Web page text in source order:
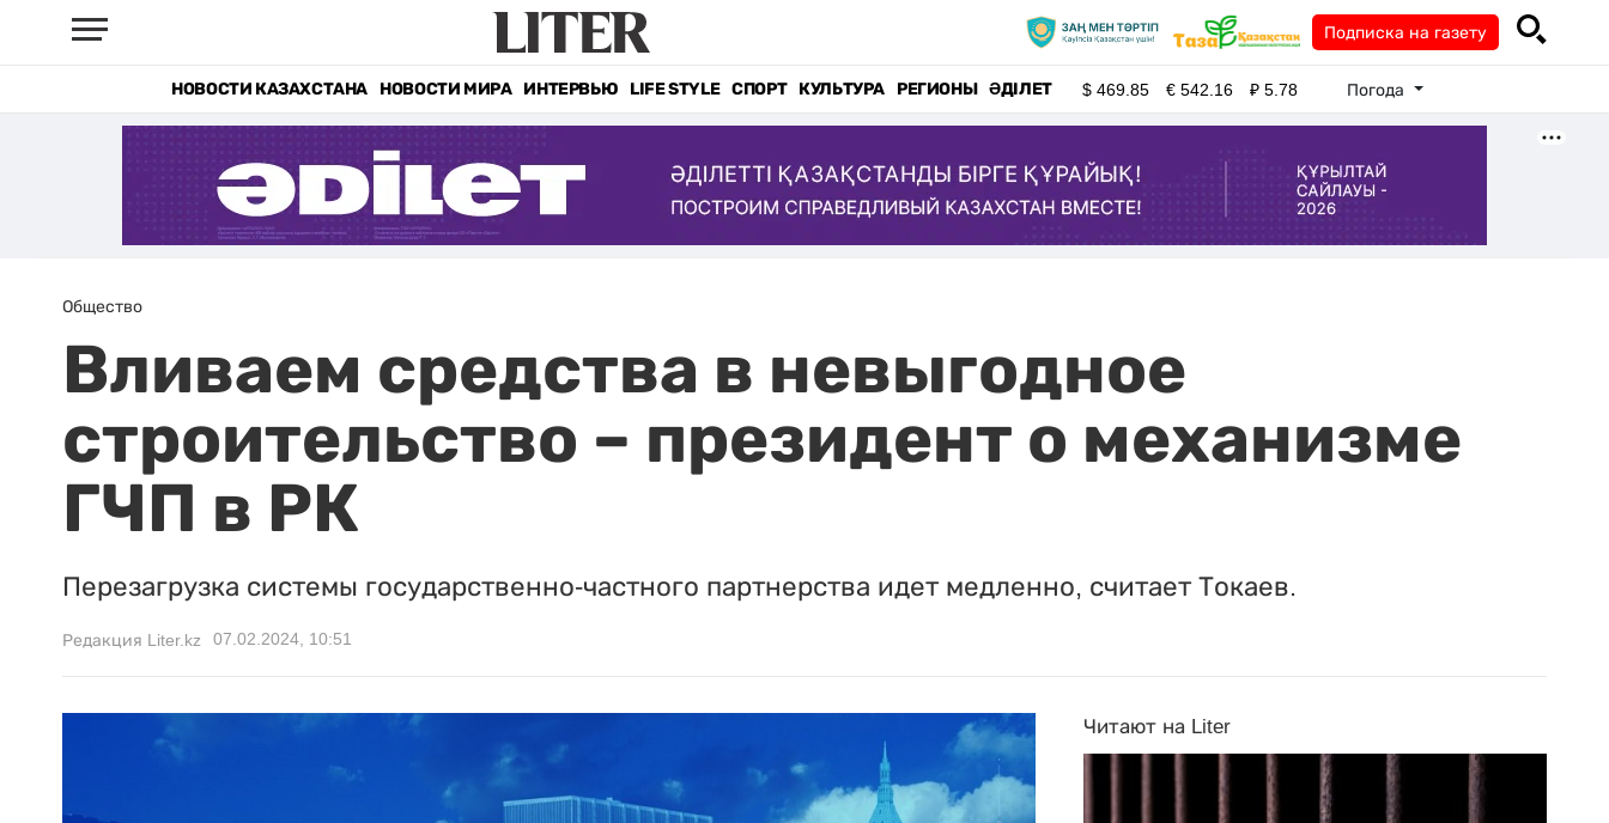
Подписка на газету
НОВОСТИ КАЗАХСТАНА НОВОСТИ МИРА ИНТЕРВЬЮ LIFE STYLE СПОРТ КУЛЬТУРА РЕГИОНЫ ӘДІЛЕТ $469.85 €542.16 ₽5.78 Погода
Общество
Вливаем средства в невыгодное
строительство – президент о механизме
ГЧП в РК
Перезагрузка системы государственно-частного партнерства идет медленно, считает Токаев.
Редакция Liter.kz 07.02.2024, 10:51
Читают на Liter